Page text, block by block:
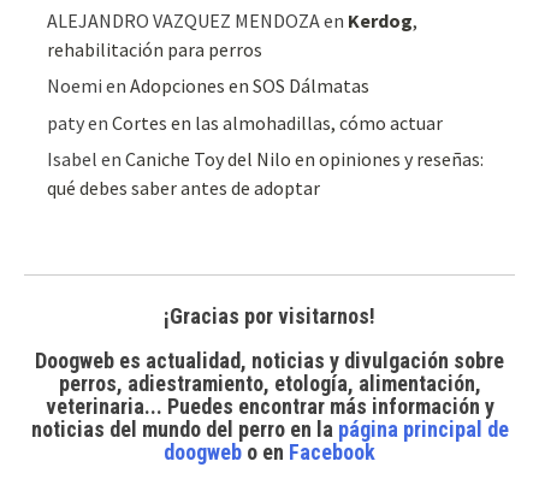
ALEJANDRO VAZQUEZ MENDOZAen Kerdog,
rehabilitación para perros
Noemi enAdopciones en SOS Dálmatas
patyenCortes en las almohadillas, cómo actuar
Isabel enCaniche Toy del Nilo en opiniones y reseñas:
qué debes saber antes de adoptar
¡Gracias por visitarnos!
Doogweb es actualidad, noticias y divulgación sobre
perros, adiestramiento, etología, alimentación,
veterinaria... Puedes encontrar más información y
noticias del mundo del perroen la página principal de
doogweb o en Facebook